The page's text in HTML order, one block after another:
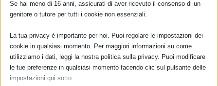
CALENDARIO EVENTI
Non ci sono eventi
Se hai meno di 16 anni, assicurati di aver ricevuto il consenso di un
genitore o tutore per tutti i cookie non essenziali.
La tua privacy è importante per noi. Puoi regolare le impostazioni dei
cookie in qualsiasi momento. Per maggiori informazioni su come
utilizziamo i dati, leggi la nostra politica sulla privacy. Puoi modificare
le tue preferenze in qualsiasi momento facendo clic sul pulsante delle
impostazioni qui sotto.